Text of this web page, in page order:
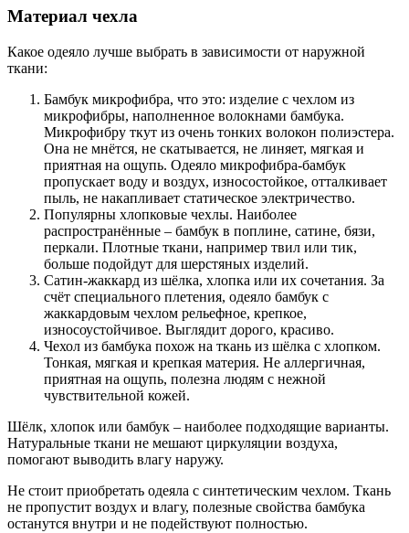
Материал чехла
Какое одеяло лучше выбрать в зависимости от наружной
ткани:
Бамбук микрофибра, что это: изделие с чехлом из
микрофибры, наполненное волокнами бамбука.
Микрофибру ткут из очень тонких волокон полиэстера.
Она не мнётся, не скатывается, не линяет, мягкая и
приятная на ощупь. Одеяло микрофибра-бамбук
пропускает воду и воздух, износостойкое, отталкивает
пыль, не накапливает статическое электричество.
Популярны хлопковые чехлы. Наиболее
распространённые – бамбук в поплине, сатине, бязи,
перкали. Плотные ткани, например твил или тик,
больше подойдут для шерстяных изделий.
Сатин-жаккард из шёлка, хлопка или их сочетания. За
счёт специального плетения, одеяло бамбук с
жаккардовым чехлом рельефное, крепкое,
износоустойчивое. Выглядит дорого, красиво.
Чехол из бамбука похож на ткань из шёлка с хлопком.
Тонкая, мягкая и крепкая материя. Не аллергичная,
приятная на ощупь, полезна людям с нежной
чувствительной кожей.
Шёлк, хлопок или бамбук – наиболее подходящие варианты.
Натуральные ткани не мешают циркуляции воздуха,
помогают выводить влагу наружу.
Не стоит приобретать одеяла с синтетическим чехлом. Ткань
не пропустит воздух и влагу, полезные свойства бамбука
останутся внутри и не подействуют полностью.